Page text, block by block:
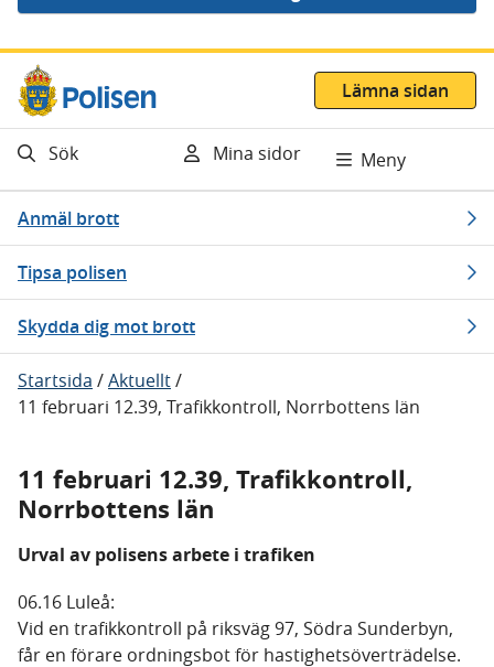
Gå direkt till innehåll
Lämna sidan
Sök Mina sidor Meny
Anmäl brott
Tipsa polisen
Skydda dig mot brott
Startsida /Aktuellt/
11 februari 12.39, Trafikkontroll, Norrbottens län
11 februari 12.39, Trafikkontroll,
Norrbottens län
Urval av polisens arbete i trafiken
06.16 Luleå:
Vid en trafikkontroll på riksväg 97, Södra Sunderbyn,
får en förare ordningsbot för hastighetsöverträdelse.